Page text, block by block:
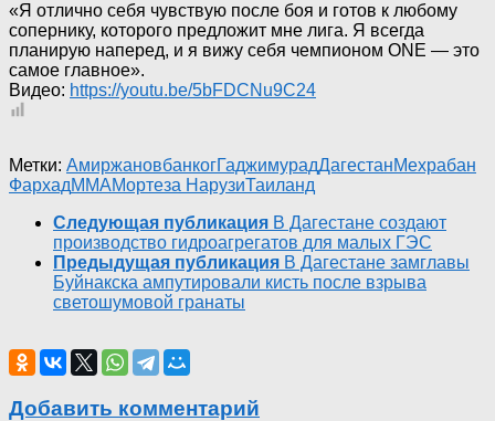
«Я отлично себя чувствую после боя и готов к любому
сопернику, которого предложит мне лига. Я всегда
планирую наперед, и я вижу себя чемпионом ONE — это
самое главное».
Видео: https://youtu.be/5bFDCNu9C24
Метки: АмиржановбанкогГаджимурадДагестанМехрабан
ФархадММАМортеза НарузиТаиланд
Следующая публикация В Дагестане создают
производство гидроагрегатов для малых ГЭС
Предыдущая публикация В Дагестане замглавы
Буйнакска ампутировали кисть после взрыва
светошумовой гранаты
Добавить комментарий